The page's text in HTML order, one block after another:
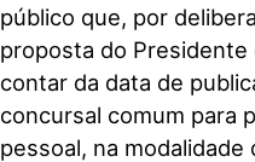
público que, por
proposta do
contar da data de
concursal comum para
pessoal, na